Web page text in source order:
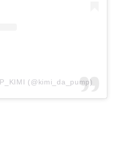
(@kimi_da_pump)